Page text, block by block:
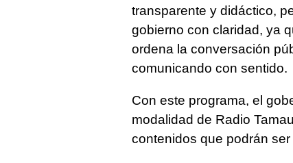
transparente y didáctico,
gobierno con claridad, ya
ordena la conversación
comunicando con sentido.
Con este programa, el
modalidad de Radio
contenidos que podrán